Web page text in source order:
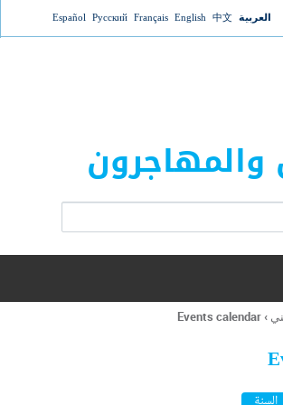
Jump to navigationالعربية 中文
English
Français
Русский
Español
والمهاجرون
›
Events calendar